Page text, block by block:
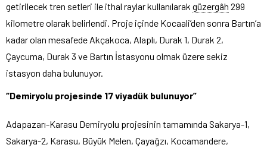
getirilecek tren setleri ile ithal raylar kullanılarak güzergâh 299
kilometre olarak belirlendi. Proje içinde Kocaali’den sonra Bartın’a
kadar olan mesafede Akçakoca, Alaplı, Durak 1, Durak 2,
Çaycuma, Durak 3 ve Bartın İstasyonu olmak üzere sekiz
istasyon daha bulunuyor.
“Demiryolu projesinde 17 viyadük bulunuyor”
Adapazarı-Karasu Demiryolu projesinin tamamında Sakarya-1,
Sakarya-2, Karasu, Büyük Melen, Çayağzı, Kocamandere,